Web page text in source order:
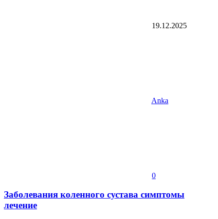
19.12.2025
Anka
0
Заболевания коленного сустава симптомы
лечение